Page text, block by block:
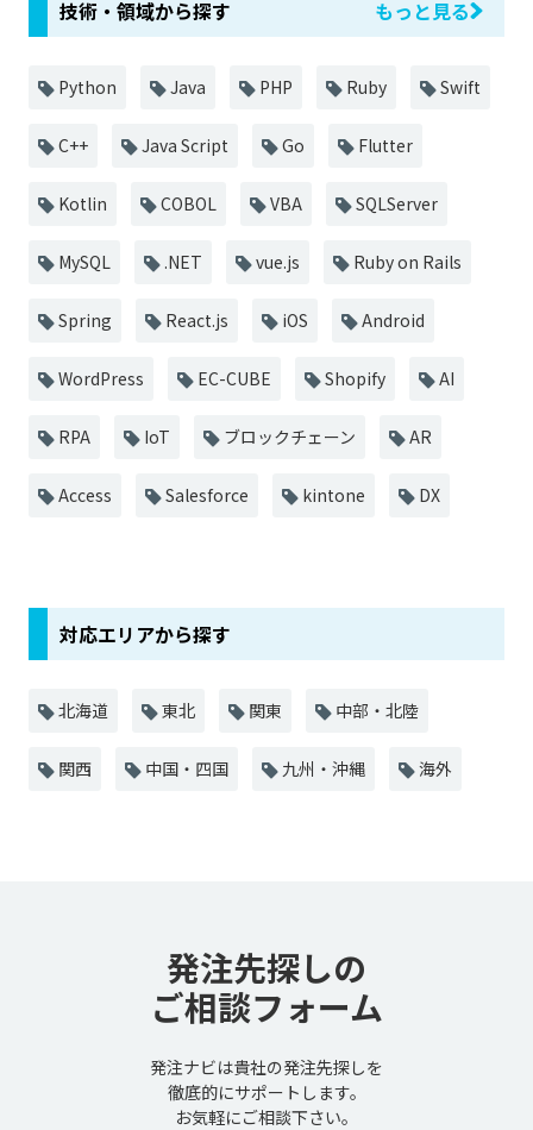
技術・領域から探す もっと見る
Python Java PHP Ruby Swift
C++ Java Script Go Flutter
Kotlin COBOL VBA SQLServer
MySQL .NET vue.js Ruby on Rails
Spring React.js iOS Android
WordPress EC-CUBE Shopify AI
RPA IoT ブロックチェーン AR
Access Salesforce kintone DX
対応エリアから探す
北海道 東北 関東 中部・北陸
関西 中国・四国 九州・沖縄 海外
発注先探しの
ご相談フォーム
発注ナビは貴社の発注先探しを
徹底的にサポートします。
お気軽にご相談下さい。